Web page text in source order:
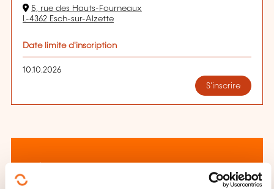
5, rue des Hauts-Fourneaux
L-4362 Esch-sur-Alzette
Date limite d'inscription
10.10.2026
S'inscrire